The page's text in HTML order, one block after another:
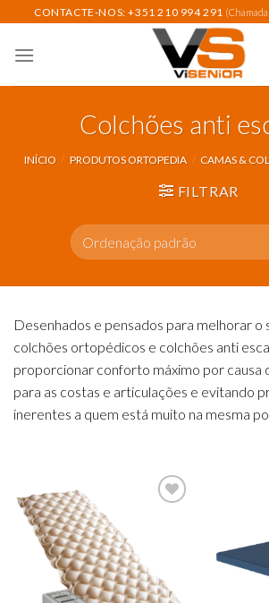
content
CONTACTE-NOS: +351 210 994 291
Colchões anti
INÍCIO / PRODUTOS ORTOPEDIA / CAMAS &
FILTRAR
Desenhados e pensados para melhorar o
colchões ortopédicos e colchões anti
proporcionar conforto máximo por causa
para as costas e articulações e evitando
inerentes a quem está muito na mesma